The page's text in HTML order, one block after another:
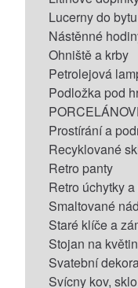
Lucerny do bytu
Nástěnné
Ohniště a krby
Petrolejová
Podložka pod
Prostírání a
Recyklované
Retro panty
Retro úchytky
Smaltované
Staré klíče a
Stojan na
Svatební
Svícny kov,